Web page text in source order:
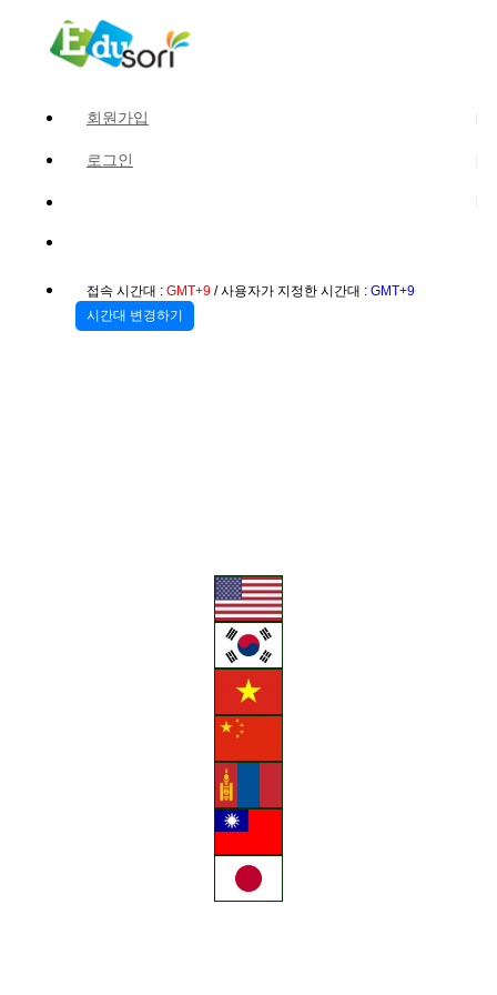
회원가입
로그인
접속 시간대 : GMT+9 / 사용자가 지정한 시간대 : GMT+9
시간대 변경하기